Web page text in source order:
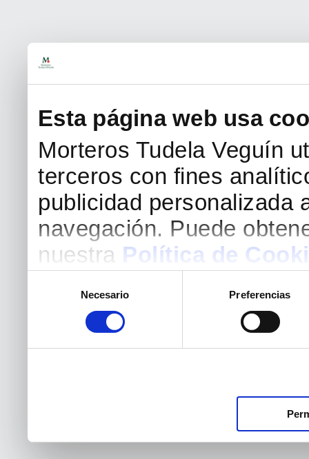
Esta página web usa
Morteros Tudela Veguín
terceros con fines
publicidad personalizada
navegación. Puede
nuestra Política de
consentimiento
Necesario Preferencias